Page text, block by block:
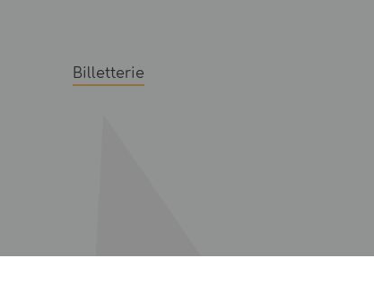
Billetterie